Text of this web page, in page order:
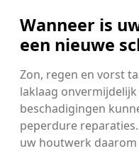
Wanneer is
een nieuwe
Zon, regen en vorst
laklaag
beschadigingen
peperdure
uw houtwerk